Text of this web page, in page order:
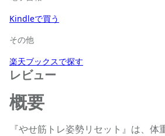
Kindleで買う
その他
楽天ブックスで探す
レビュー
概要
『やせ筋トレ姿勢リセット』は、体